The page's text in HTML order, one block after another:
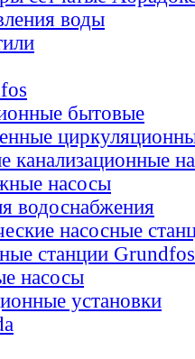
воды
бытовые
канализационные
насосы
водоснабжения
насосные
станции
насосы
установки